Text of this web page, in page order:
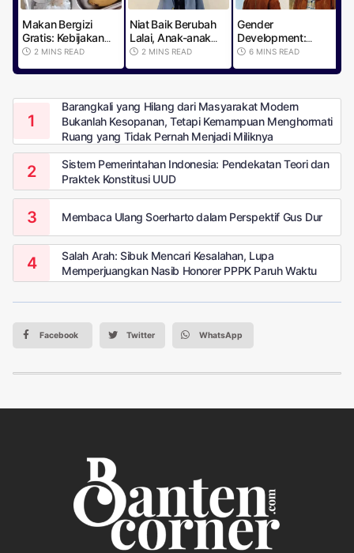
Makan Bergizi
Gratis: Kebijakan
yang
Potensi dan
Pelaksanaan yang
Perlu Dicermati
2 MINS READ
Niat Baik Berubah
Lalai, Anak-anak
Jadi Korban
yang Tergesa
2 MINS READ
Gender
Development:
Menggali Jejak
Arus Sosial
6 MINS READ
Barangkali yang Hilang dari Masyarakat Modern
Bukanlah Kesopanan, Tetapi Kemampuan Menghormati
Ruang yang Tidak Pernah Menjadi Miliknya
Sistem Pemerintahan Indonesia: Pendekatan Teori dan
Praktek Konstitusi UUD
Membaca Ulang Soerharto dalam Perspektif Gus Dur
Salah Arah: Sibuk Mencari Kesalahan, Lupa
Memperjuangkan Nasib Honorer PPPK Paruh Waktu
Facebook Twitter WhatsApp